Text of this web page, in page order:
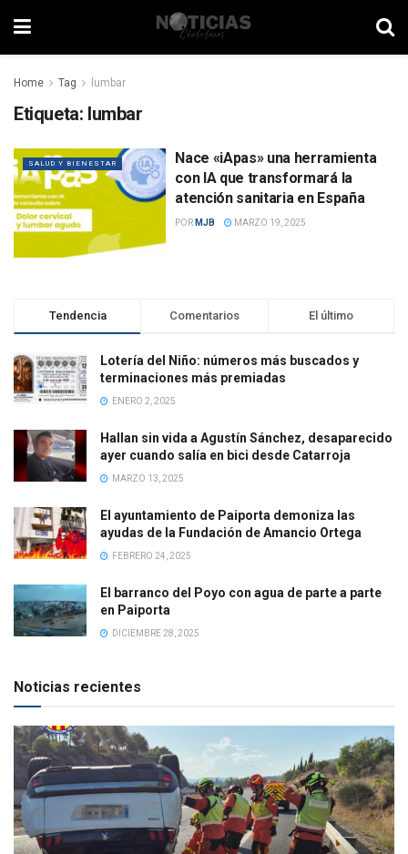
Home Tag lumbar
Etiqueta: lumbar
SALUD Y BIENESTAR
Nace «iApas» una herramienta
con IA que transformará la
atención sanitaria en España
POR MJB MARZO 19, 2025
Tendencia Comentarios El último
Lotería del Niño: números más buscados y
terminaciones más premiadas
ENERO 2, 2025
Hallan sin vida a Agustín Sánchez, desaparecido
ayer cuando salía en bici desde Catarroja
MARZO 13, 2025
El ayuntamiento de Paiporta demoniza las
ayudas de la Fundación de Amancio Ortega
FEBRERO 24, 2025
El barranco del Poyo con agua de parte a parte
en Paiporta
DICIEMBRE 28, 2025
Noticias recientes